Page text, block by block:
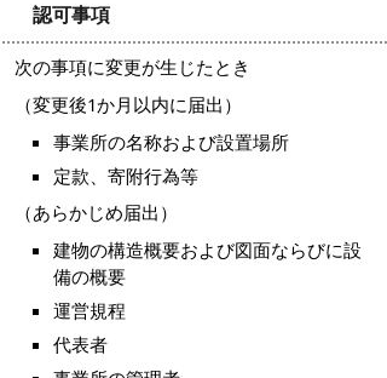
認可事項
次の事項に変更が生じたとき
（変更後1か月以内に届出）
事業所の名称および設置場所
定款、寄附行為等
（あらかじめ届出）
建物の構造概要および図面ならびに設
備の概要
運営規程
代表者